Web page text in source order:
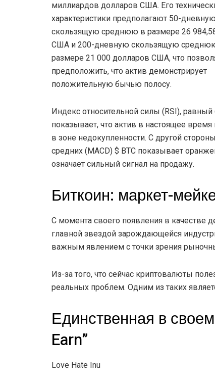
миллиардов долларов США. Его
характеристики предполагают 50-дневную
скользящую среднюю в размере 26
США и 200-дневную скользящую
размере 21 000 долларов США, что
предположить, что актив демонстрирует
положительную бычью полосу.
Индекс относительной силы (RSI), равный
показывает, что актив в настоящее время
в зоне недокупленности. С другой
средних (MACD) $ BTC показывает
означает сильный сигнал на продажу.
Биткоин: маркет-
С момента своего появления в качестве
главной звездой зарождающейся
важным явлением с точки зрения
Из-за того, что сейчас криптовалюты
реальных проблем. Одним из таких
Единственная в
Earn”
Love Hate Inu